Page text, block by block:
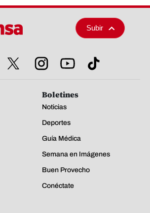
Subir
Boletines
Noticias
Deportes
Guía Médica
Semana en Imágenes
Buen Provecho
Conéctate